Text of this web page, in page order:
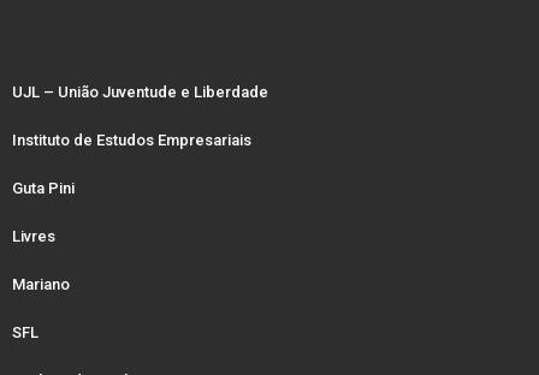
UJL – União Juventude e Liberdade
Instituto de Estudos Empresariais
Guta Pini
Livres
Mariano
SFL